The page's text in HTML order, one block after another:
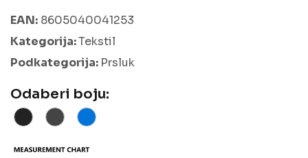
EAN: 8605040041253
Kategorija:Tekstil
Podkategorija: Prsluk
Odaberi boju: